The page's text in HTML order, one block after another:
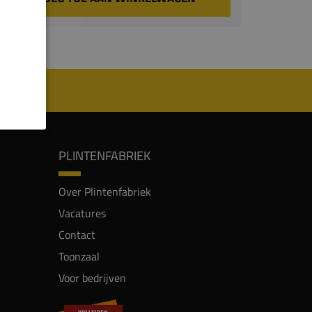
PLINTENFABRIEK
Over Plintenfabriek
Vacatures
Contact
Toonzaal
Voor bedrijven